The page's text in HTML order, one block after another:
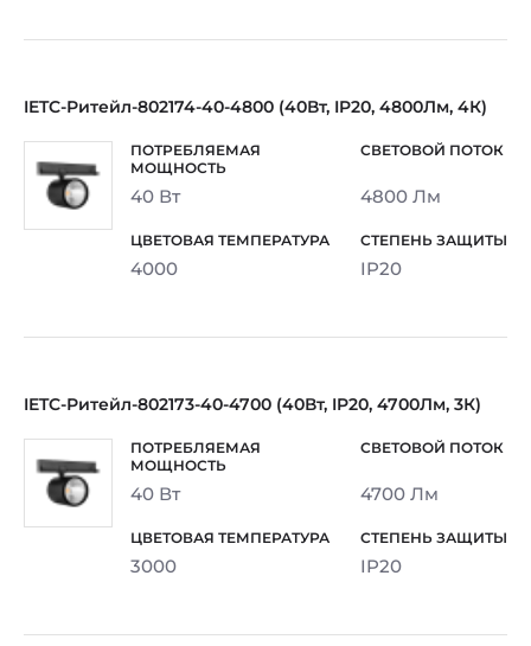
IETC-Ритейл-802174-40-4800 (40Вт, IP20, 4800Лм, 4К)
40 Вт 4800 Лм
4000 IP20
IETC-Ритейл-802173-40-4700 (40Вт, IP20, 4700Лм, 3К)
40 Вт 4700 Лм
3000 IP20